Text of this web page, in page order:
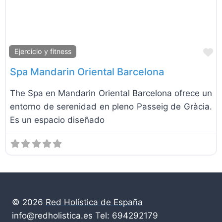
Ejercicio y fitness
Spa Mandarin Oriental Barcelona
The Spa en Mandarin Oriental Barcelona ofrece un
entorno de serenidad en pleno Passeig de Gràcia.
Es un espacio diseñado
© 2026 Red Holística de España
info@redholistica.es Tel: 694292179